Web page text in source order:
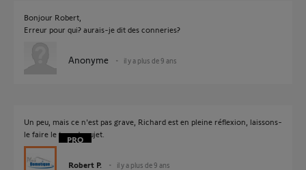
Bonjour Robert,
Erreur pour qui? aurais-je dit des conneries?
Anonyme il y a plus de 9 ans
Un peu, mais ce n'est pas grave, Richard est en pleine réflexion, laissons-
le faire le tour du sujet.
Robert P. il y a plus de 9 ans